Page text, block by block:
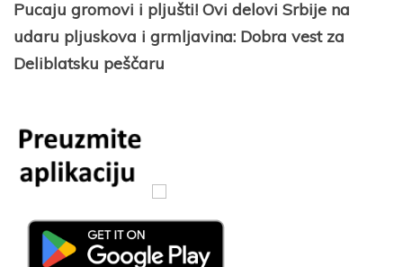
Pucaju gromovi i pljušti! Ovi delovi Srbije na
udaru pljuskova i grmljavina: Dobra vest za
Deliblatsku peščaru